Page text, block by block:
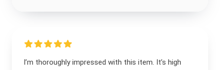
I’m thoroughly impressed with this item. It’s high